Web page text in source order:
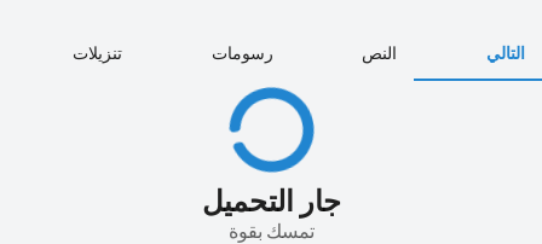
التالي النص رسومات تنزيلات
جار التحميل
تمسك بقوة